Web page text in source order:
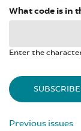
What code is in
Enter the
Previous issues